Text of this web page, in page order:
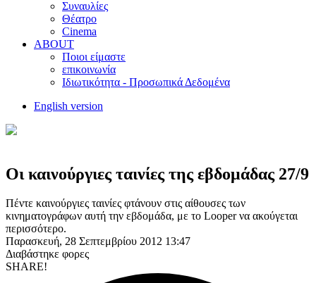
Συναυλίες
Θέατρο
Cinema
ABOUT
Ποιοι είμαστε
επικοινωνία
Ιδιωτικότητα - Προσωπικά Δεδομένα
English version
Οι καινούργιες ταινίες της εβδομάδας 27/9
Πέντε καινούργιες ταινίες φτάνουν στις αίθουσες των
κινηματογράφων αυτή την εβδομάδα, με το Looper να ακούγεται
περισσότερο.
Παρασκευή, 28 Σεπτεμβρίου 2012 13:47
Διαβάστηκε φορες
SHARE!